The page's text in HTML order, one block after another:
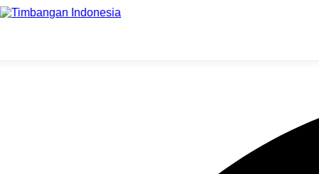
Berbagai Jenis Timbangan